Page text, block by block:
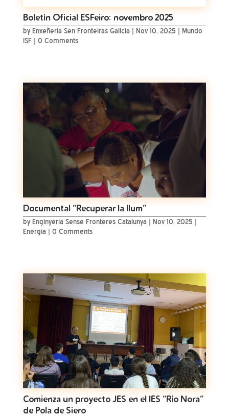
Boletín Oficial ESFeiro: novembro 2025
by Enxeñería Sen Fronteiras Galicia | Nov 10, 2025 | Mundo
ISF| 0 Comments
Documental “Recuperar la llum”
by Enginyeria Sense Fronteres Catalunya | Nov 10, 2025 |
Energia | 0 Comments
Comienza un proyecto JES en el IES “Río Nora”
de Pola de Siero